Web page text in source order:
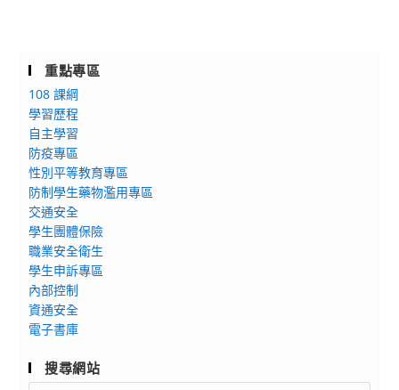
重點專區
108 課綱
學習歷程
自主學習
防疫專區
性別平等教育專區
防制學生藥物濫用專區
交通安全
學生團體保險
職業安全衛生
學生申訴專區
內部控制
資通安全
電子書庫
搜尋網站